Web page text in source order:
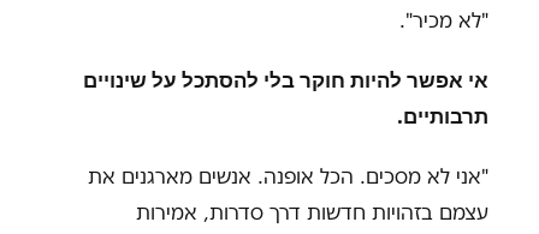
"לא מכיר".
אי אפשר להיות חוקר בלי להסתכל על שינויים
תרבותיים.
"אני לא מסכים. הכל אופנה. אנשים מארגנים את
עצמם בזהויות חדשות דרך סדרות, אמירות